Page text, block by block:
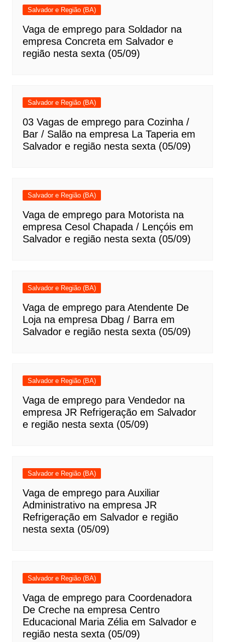
Salvador e Região (BA)
Vaga de emprego para Soldador na
empresa Concreta em Salvador e
região nesta sexta (05/09)
Salvador e Região (BA)
03 Vagas de emprego para Cozinha /
Bar / Salão na empresa La Taperia em
Salvador e região nesta sexta (05/09)
Salvador e Região (BA)
Vaga de emprego para Motorista na
empresa Cesol Chapada / Lençóis em
Salvador e região nesta sexta (05/09)
Salvador e Região (BA)
Vaga de emprego para Atendente De
Loja na empresa Dbag / Barra em
Salvador e região nesta sexta (05/09)
Salvador e Região (BA)
Vaga de emprego para Vendedor na
empresa JR Refrigeração em Salvador
e região nesta sexta (05/09)
Salvador e Região (BA)
Vaga de emprego para Auxiliar
Administrativo na empresa JR
Refrigeração em Salvador e região
nesta sexta (05/09)
Salvador e Região (BA)
Vaga de emprego para Coordenadora
De Creche na empresa Centro
Educacional Maria Zélia em Salvador e
região nesta sexta (05/09)